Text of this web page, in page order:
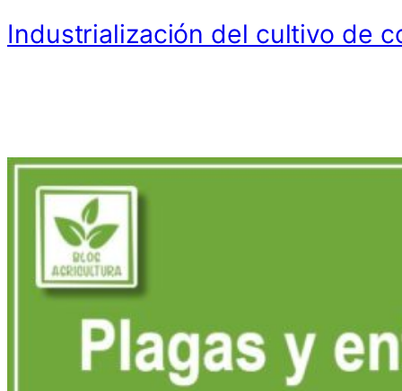
Industrialización del cultivo de